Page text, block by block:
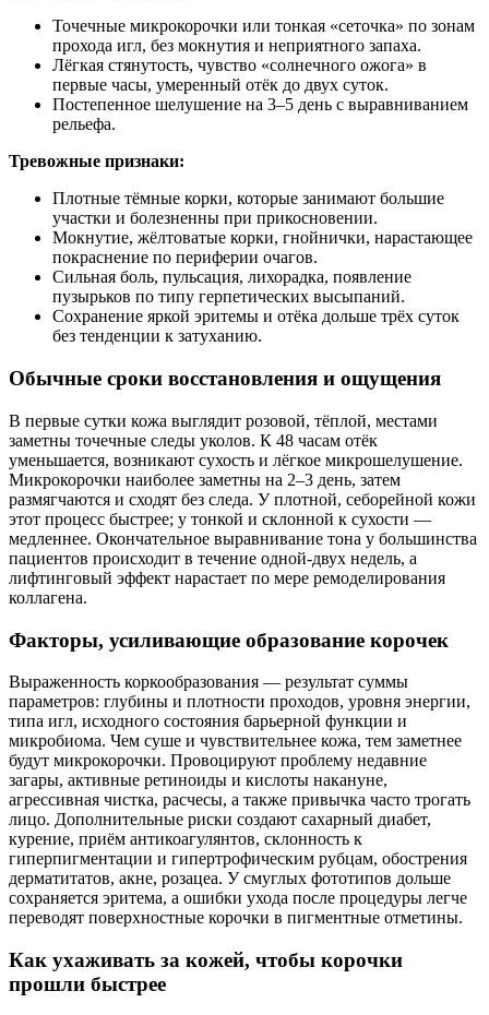
Точечные микрокорочки или тонкая «сеточка» по зонам
прохода игл, без мокнутия и неприятного запаха.
Лёгкая стянутость, чувство «солнечного ожога» в
первые часы, умеренный отёк до двух суток.
Постепенное шелушение на 3–5 день с выравниванием
рельефа.
Тревожные признаки:
Плотные тёмные корки, которые занимают большие
участки и болезненны при прикосновении.
Мокнутие, жёлтоватые корки, гнойнички, нарастающее
покраснение по периферии очагов.
Сильная боль, пульсация, лихорадка, появление
пузырьков по типу герпетических высыпаний.
Сохранение яркой эритемы и отёка дольше трёх суток
без тенденции к затуханию.
Обычные сроки восстановления и ощущения
В первые сутки кожа выглядит розовой, тёплой, местами
заметны точечные следы уколов. К 48 часам отёк
уменьшается, возникают сухость и лёгкое микрошелушение.
Микрокорочки наиболее заметны на 2–3 день, затем
размягчаются и сходят без следа. У плотной, себорейной кожи
этот процесс быстрее; у тонкой и склонной к сухости —
медленнее. Окончательное выравнивание тона у большинства
пациентов происходит в течение одной-двух недель, а
лифтинговый эффект нарастает по мере ремоделирования
коллагена.
Факторы, усиливающие образование корочек
Выраженность коркообразования — результат суммы
параметров: глубины и плотности проходов, уровня энергии,
типа игл, исходного состояния барьерной функции и
микробиома. Чем суше и чувствительнее кожа, тем заметнее
будут микрокорочки. Провоцируют проблему недавние
загары, активные ретиноиды и кислоты накануне,
агрессивная чистка, расчесы, а также привычка часто трогать
лицо. Дополнительные риски создают сахарный диабет,
курение, приём антикоагулянтов, склонность к
гиперпигментации и гипертрофическим рубцам, обострения
дерматитатов, акне, розацеа. У смуглых фототипов дольше
сохраняется эритема, а ошибки ухода после процедуры легче
переводят поверхностные корочки в пигментные отметины.
Как ухаживать за кожей, чтобы корочки
прошли быстрее